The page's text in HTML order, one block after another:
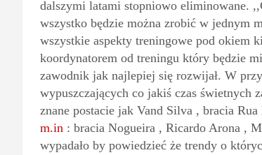
dalszymi latami stopniowo eliminowane.
wszystko będzie można zrobić w jednym
wszystkie aspekty treningowe pod okiem
koordynatorem od treningu który będzie
zawodnik jak najlepiej się rozwijał. W
wypuszczających co jakiś czas świetnych
znane postacie jak Vand Silva , bracia
m.in : bracia Nogueira , Ricardo Arona ,
wypadało by powiedzieć że trendy o